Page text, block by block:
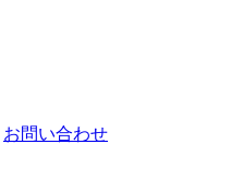
お問い合わせ